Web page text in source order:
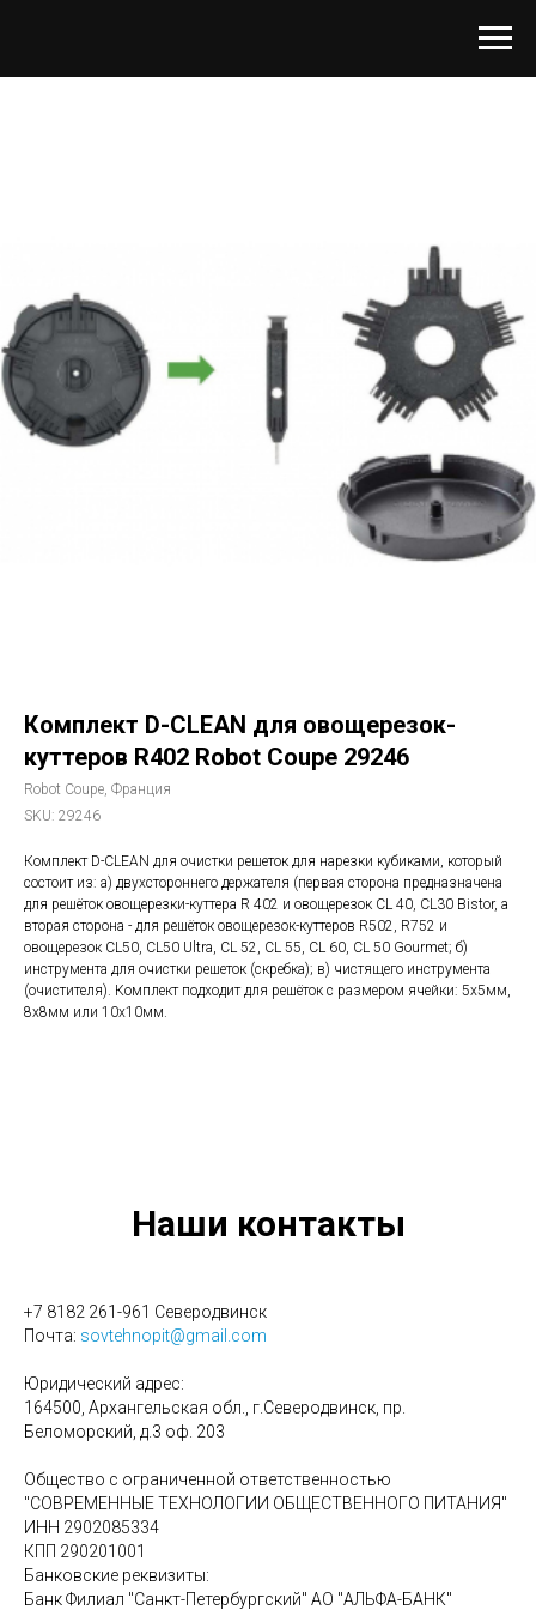
Комплект D-CLEAN для овощерезок-
куттеров R402 Robot Coupe 29246
Robot Coupe, Франция
SKU: 29246
Комплект D-CLEAN для очистки решеток для нарезки кубиками, который
состоит из: а) двухстороннего держателя (первая сторона предназначена
для решёток овощерезки-куттера R 402 и овощерезок CL 40, CL30 Bistor, а
вторая сторона - для решёток овощерезок-куттеров R502, R752 и
овощерезок CL50, CL50 Ultra, CL 52, CL 55, CL 60, CL 50 Gourmet; б)
инструмента для очистки решеток (скребка); в) чистящего инструмента
(очистителя). Комплект подходит для решёток с размером ячейки: 5х5мм,
8х8мм или 10х10мм.
Наши контакты
+7 8182 261-961 Северодвинск
Почта: sovtehnopit@gmail.com
Юридический адрес:
164500, Архангельская обл., г.Северодвинск, пр.
Беломорский, д.3 оф. 203
Общество с ограниченной ответственностью
"СОВРЕМЕННЫЕ ТЕХНОЛОГИИ ОБЩЕСТВЕННОГО ПИТАНИЯ"
ИНН 2902085334
КПП 290201001
Банковские реквизиты:
Банк Филиал "Санкт-Петербургский" АО "АЛЬФА-БАНК"